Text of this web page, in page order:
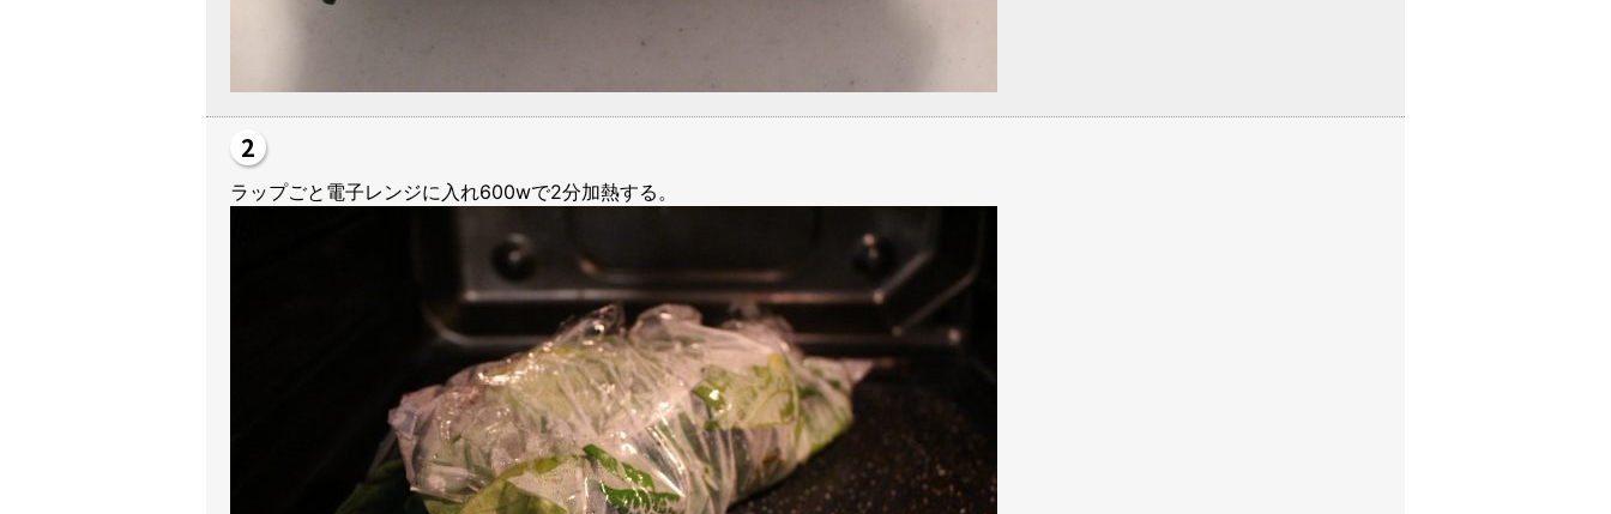
ラップごと電子レンジに入れ600wで2分加熱する。